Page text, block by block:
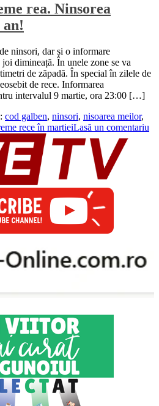
rea. Ninsorea
ninsori, dar și o informare
dimineață. În unele zone se va
de zăpadă. În special în zilele de
de rece. Informarea
intervalul 9 martie, ora 23:00 […]
cod galben, ninsori, nisoarea meilor,
rece în martieiLasă un comentariu